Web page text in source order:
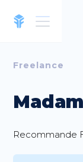
Freelance
Recommande